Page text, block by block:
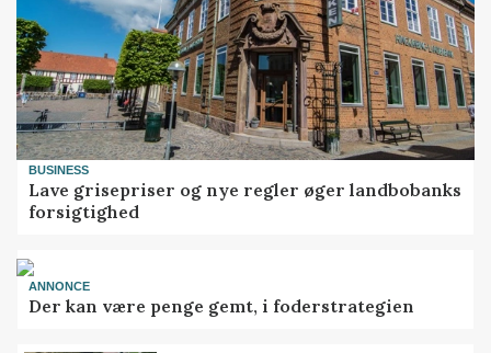
BUSINESS
Lave grisepriser og nye regler øger landbobanks
forsigtighed
ANNONCE
Der kan være penge gemt, i foderstrategien